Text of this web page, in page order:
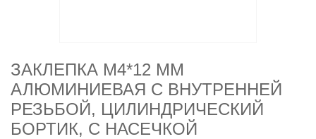
ЗАКЛЕПКА M4*12 ММ
АЛЮМИНИЕВАЯ С ВНУТРЕННЕЙ
РЕЗЬБОЙ, ЦИЛИНДРИЧЕСКИЙ
БОРТИК, С НАСЕЧКОЙ